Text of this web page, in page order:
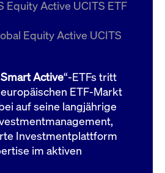
Equity Active UCITS ETF
Equity Active UCITS
Active“-ETFs tritt
ETF-Markt
auf seine langjährige
Investmentplattform
im aktiven
boerse.com